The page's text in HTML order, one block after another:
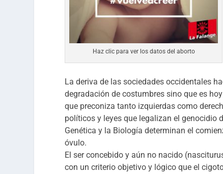
Haz clic para ver los datos del aborto
La deriva de las sociedades occidentales
degradación de costumbres sino que es
que preconiza tanto izquierdas como
políticos y leyes que legalizan el genocidio
Genética y la Biología determinan el
óvulo.
El ser concebido y aún no nacido
con un criterio objetivo y lógico que el